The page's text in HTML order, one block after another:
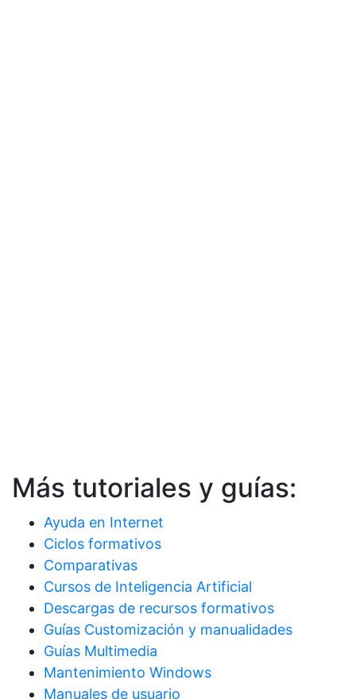
Más tutoriales y guías:
Ayuda en Internet
Ciclos formativos
Comparativas
Cursos de Inteligencia Artificial
Descargas de recursos formativos
Guías Customización y manualidades
Guías Multimedia
Mantenimiento Windows
Manuales de usuario